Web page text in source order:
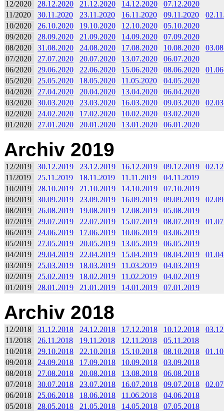
12/2020 28.12.2020 21.12.2020 14.12.2020
07.12.2020
11/2020
30.11.2020 23.11.2020 16.11.2020 09.11.2020
10/2020
26.10.2020 19.10.2020 12.10.2020
05.10.2020
09/2020
28.09.2020 21.09.2020 14.09.2020
07.09.2020
08/2020
31.08.2020 24.08.2020 17.08.2020 10.08.2020
07/2020
27.07.2020 20.07.2020 13.07.2020
06.07.2020
06/2020
29.06.2020 22.06.2020 15.06.2020 08.06.2020
05/2020
25.05.2020 18.05.2020 11.05.2020
04.05.2020
04/2020
27.04.2020 20.04.2020 13.04.2020
06.04.2020
03/2020
30.03.2020 23.03.2020 16.03.2020 09.03.2020
02/2020
24.02.2020 17.02.2020 10.02.2020
03.02.2020
01/2020
27.01.2020 20.01.2020 13.01.2020 06.01.2020
Archiv 2019
12/2019 30.12.2019 23.12.2019 16.12.2019 09.12.2019
11/2019
25.11.2019 18.11.2019 11.11.2019
04.11.2019
10/2019
28.10.2019 21.10.2019 14.10.2019
07.10.2019
09/2019
30.09.2019 23.09.2019 16.09.2019 09.09.2019
08/2019
26.08.2019 19.08.2019 12.08.2019
05.08.2019
07/2019
29.07.2019 22.07.2019 15.07.2019 08.07.2019
06/2019
24.06.2019 17.06.2019 10.06.2019
03.06.2019
05/2019
27.05.2019 20.05.2019 13.05.2019
06.05.2019
04/2019
29.04.2019 22.04.2019 15.04.2019 08.04.2019
03/2019
25.03.2019 18.03.2019 11.03.2019
04.03.2019
02/2019
25.02.2019 18.02.2019 11.02.2019
04.02.2019
01/2019
28.01.2019 21.01.2019 14.01.2019 07.01.2019
Archiv 2018
12/2018 31.12.2018 24.12.2018 17.12.2018 10.12.2018
11/2018
26.11.2018 19.11.2018 12.11.2018
05.11.2018
10/2018
29.10.2018 22.10.2018 15.10.2018 08.10.2018
09/2018
24.09.2018 17.09.2018 10.09.2018
03.09.2018
08/2018
27.08.2018 20.08.2018 13.08.2018
06.08.2018
07/2018
30.07.2018 23.07.2018 16.07.2018 09.07.2018
06/2018
25.06.2018 18.06.2018 11.06.2018
04.06.2018
05/2018
28.05.2018 21.05.2018 14.05.2018
07.05.2018